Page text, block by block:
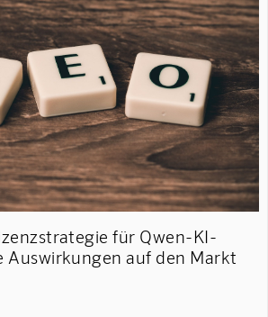
für Qwen-KI-
Auswirkungen auf den Markt